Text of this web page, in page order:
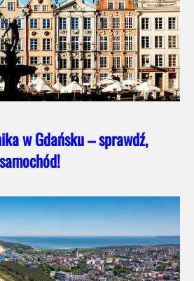
w Gdańsku – sprawdź,